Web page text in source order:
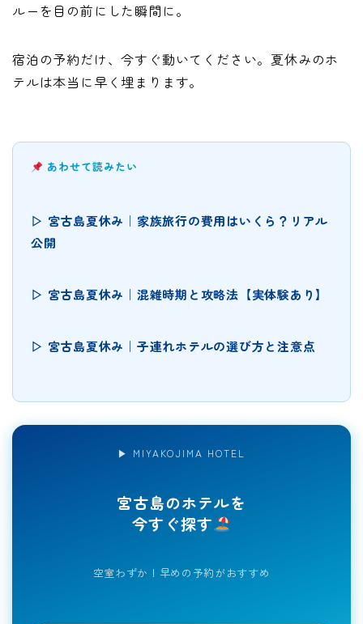
ルーを目の前にした瞬間に。
宿泊の予約だけ、今すぐ動いてください。夏休みのホ
テルは本当に早く埋まります。
あわせて読みたい
▷ 宮古島夏休み｜家族旅行の費用はいくら？リアル
公開
▷ 宮古島夏休み｜混雑時期と攻略法【実体験あり】
▷ 宮古島夏休み｜子連れホテルの選び方と注意点
▶ MIYAKOJIMA HOTEL
宮古島のホテルを
今すぐ探す
空室わずか！早めの予約がおすすめ